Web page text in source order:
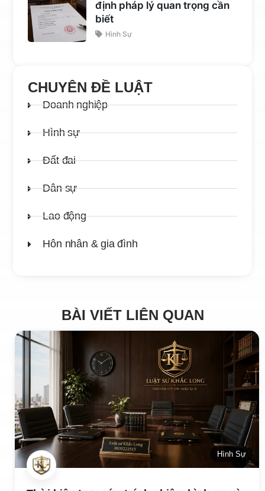
định pháp lý quan trọng cần
biết
Hình Sự
CHUYÊN ĐỀ LUẬT
Doanh nghiệp
Hình sự
Đất đai
Dân sự
Lao động
Hôn nhân & gia đình
BÀI VIẾT LIÊN QUAN
Hình Sự